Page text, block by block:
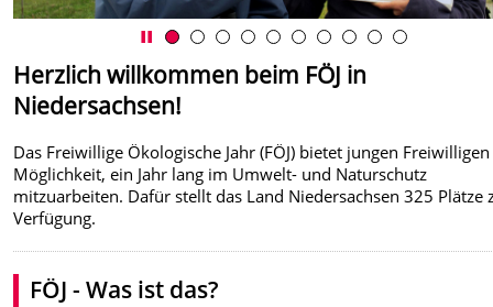
Herzlich willkommen beim FÖJ in
Niedersachsen!
Das Freiwillige Ökologische Jahr (FÖJ) bietet jungen
Möglichkeit, ein Jahr lang im Umwelt- und Naturschutz
mitzuarbeiten. Dafür stellt das Land Niedersachsen 325 Plätze
Verfügung.
FÖJ - Was ist das?